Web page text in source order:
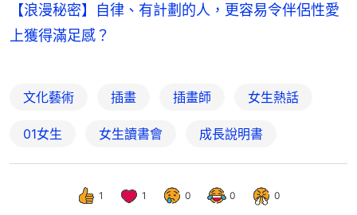
【浪漫秘密】自律、有計劃的人，更容易令伴侶性愛
上獲得滿足感？
文化藝術 插畫 插畫師 女生熱話
01女生 女生讀書會 成長說明書
1 1 0 0 0